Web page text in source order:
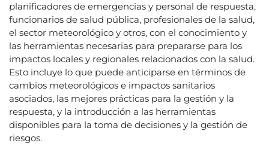
planificadores de emergencias y personal de respuesta,
funcionarios de salud pública, profesionales de la salud,
el sector meteorológico y otros, con el conocimiento y
las herramientas necesarias para prepararse para los
impactos locales y regionales relacionados con la salud.
Esto incluye lo que puede anticiparse en términos de
cambios meteorológicos e impactos sanitarios
asociados, las mejores prácticas para la gestión y la
respuesta, y la introducción a las herramientas
disponibles para la toma de decisiones y la gestión de
riesgos.